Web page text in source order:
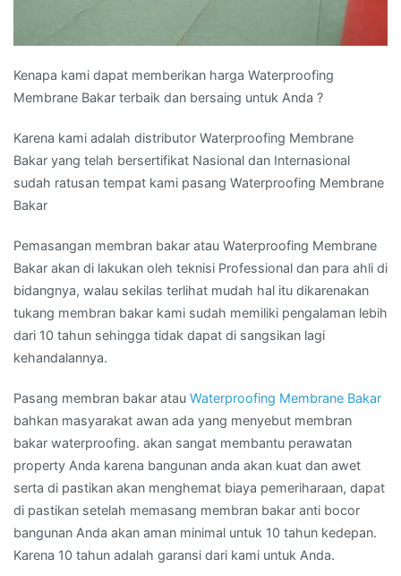
Kenapa kami dapat memberikan harga Waterproofing
Membrane Bakar terbaik dan bersaing untuk Anda ?
Karena kami adalah distributor Waterproofing Membrane
Bakar yang telah bersertifikat Nasional dan Internasional
sudah ratusan tempat kami pasang Waterproofing Membrane
Bakar
Pemasangan membran bakar atau Waterproofing Membrane
Bakar akan di lakukan oleh teknisi Professional dan para ahli di
bidangnya, walau sekilas terlihat mudah hal itu dikarenakan
tukang membran bakar kami sudah memiliki pengalaman lebih
dari 10 tahun sehingga tidak dapat di sangsikan lagi
kehandalannya.
Pasang membran bakar atau Waterproofing Membrane Bakar
bahkan masyarakat awan ada yang menyebut membran
bakar waterproofing. akan sangat membantu perawatan
property Anda karena bangunan anda akan kuat dan awet
serta di pastikan akan menghemat biaya pemeriharaan, dapat
di pastikan setelah memasang membran bakar anti bocor
bangunan Anda akan aman minimal untuk 10 tahun kedepan.
Karena 10 tahun adalah garansi dari kami untuk Anda.